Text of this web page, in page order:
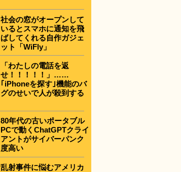
社会の窓がオープンして
いるとスマホに通知を飛
ばしてくれる自作ガジェ
ット「WiFly」
「わたしの電話を返
せ！！！！！」……
｢iPhoneを探す｣機能のバ
グのせいで人が殺到する
80年代の古いポータブル
PCで動くChatGPTクライ
アントがサイバーパンク
度高い
乱射事件に悩むアメリカ